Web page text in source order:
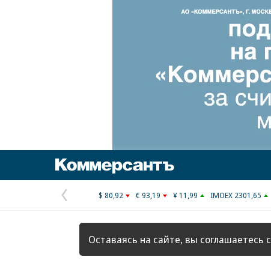
Предыдущая
страница
$ 80,92 € 93,19 ¥ 11,99 IMOEX 2301,65
Оставаясь на сайте, вы соглашаетесь с